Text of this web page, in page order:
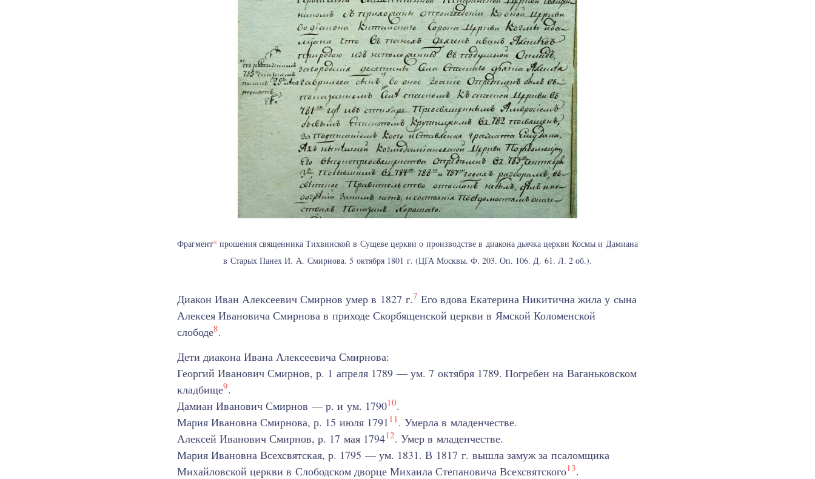
Фрагмент* прошения священника Тихвинской в Сущеве церкви о производстве в диакона дьячка церкви Космы и Дамиана
в Старых Панех И. А. Смирнова. 5 октября 1801 г. (ЦГА Москвы. Ф. 203. Оп. 106. Д. 61. Л. 2 об.).
Диакон Иван Алексеевич Смирнов умер в 1827 г.7 Его вдова Екатерина Никитична жила у сына
Алексея Ивановича Смирнова в приходе Скорбященской церкви в Ямской Коломенской
слободе8.
Дети диакона Ивана Алексеевича Смирнова:
Георгий Иванович Смирнов, р. 1 апреля 1789 — ум. 7 октября 1789. Погребен на Ваганьковском
кладбище9.
Дамиан Иванович Смирнов — р. и ум. 179010.
Мария Ивановна Смирнова, р. 15 июля 1791 11 . Умерла в младенчестве.
Алексей Иванович Смирнов, р. 17 мая 179412. Умер в младенчестве.
Мария Ивановна Всехсвятская, р. 1795 — ум. 1831. В 1817 г. вышла замуж за псаломщика
Михайловской церкви в Слободском дворце Михаила Степановича Всехсвятского13.